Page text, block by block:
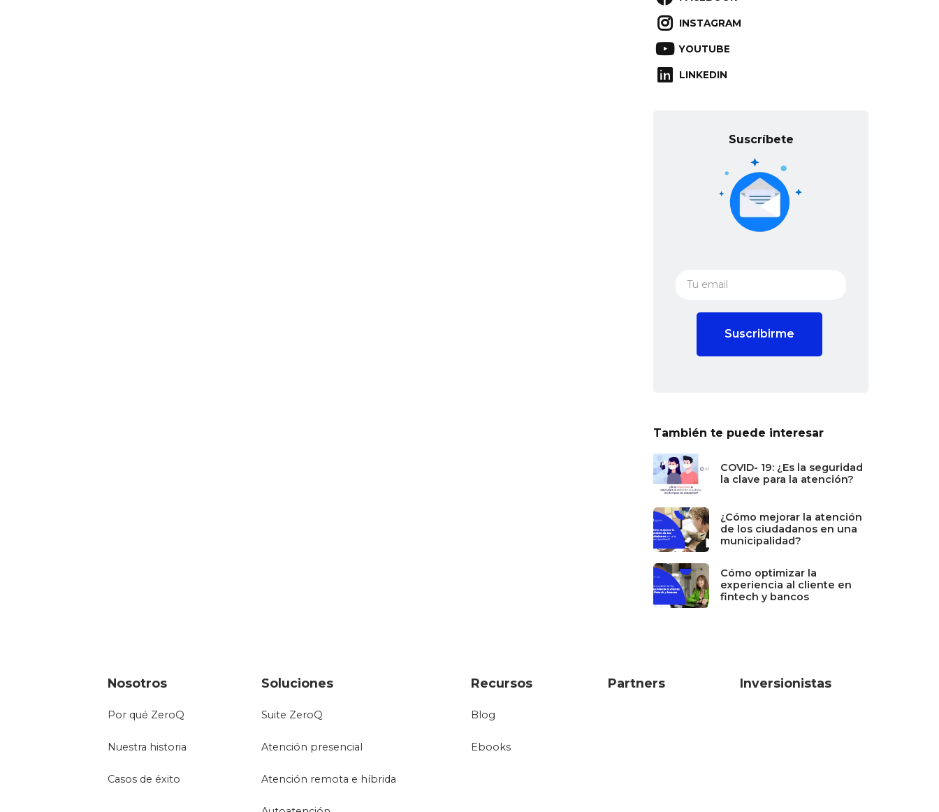
 INSTAGRAM
 YOUTUBE
 LINKEDIN
Suscríbete
También te puede interesar
COVID- 19: ¿Es la seguridad
la clave para la atención?
¿Cómo mejorar la atención
de los ciudadanos en una
municipalidad?
Cómo optimizar la
experiencia al cliente en
fintech y bancos
Nosotros
Por qué ZeroQ
Nuestra historia
Casos de éxito
Soluciones
Suite ZeroQ
Atención presencial
Atención remota e híbrida
Recursos
Blog
Ebooks
Partners Inversionistas